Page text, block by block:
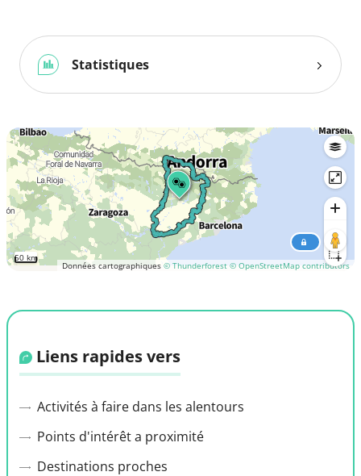
Statistiques
Données cartographiques © Thunderforest © OpenStreetMap contributors
50 km
Liens rapides vers
Activités à faire dans les alentours
Points d'intérêt a proximité
Destinations proches